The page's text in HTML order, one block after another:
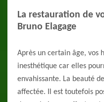
La restauration de
Bruno Elagage
Après un certain âge, vos
inesthétique car elles
envahissante. La beauté
affectée. Il est toutefois